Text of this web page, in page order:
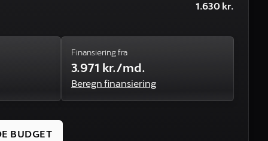
1.630 kr.
Finansiering fra
3.971 kr./md.
Beregn finansiering
BUDGET